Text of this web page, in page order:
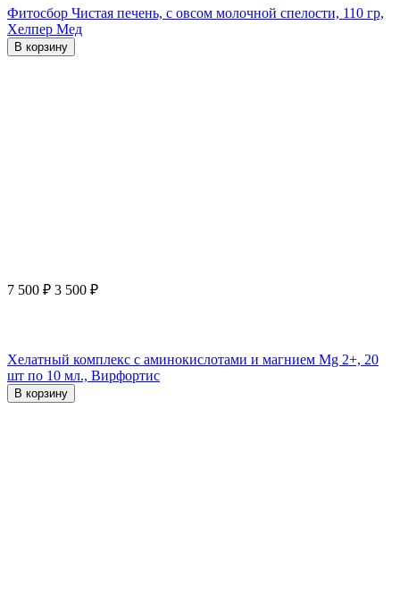
Фитосбор Чистая печень, с овсом молочной спелости, 110 гр,
Хелпер Мед
В корзину
7 500 ₽ 3 500 ₽
Хелатный комплекс с аминокислотами и магнием Mg 2+, 20
шт по 10 мл., Вирфортис
В корзину